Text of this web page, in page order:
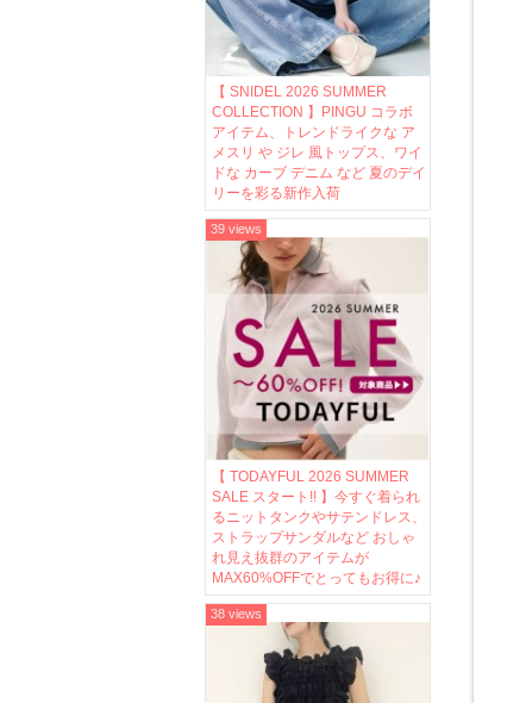
【 SNIDEL 2026 SUMMER
COLLECTION 】PINGU コラボ
アイテム、トレンドライクな ア
メスリ や ジレ 風トップス、ワイ
ドな カーブ デニム など 夏のデイ
リーを彩る新作入荷
【 TODAYFUL 2026 SUMMER
SALE スタート!! 】今すぐ着られ
るニットタンクやサテンドレス、
ストラップサンダルなど おしゃ
れ見え抜群のアイテムが
MAX60%OFFでとってもお得に♪
39 views
38 views